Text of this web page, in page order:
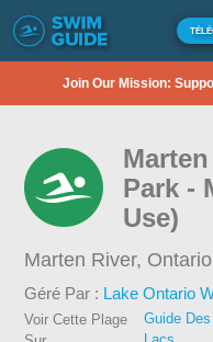
Join Our Mission:
Park -
Use)
Marten River, Ontario
Géré Par : Lake Ontario
Voir Cette Plage
Guide
Lacs